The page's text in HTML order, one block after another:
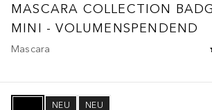
MASCARA COLLECTION
MINI - VOLUMENSPENDEND
Mascara
NEU NEU